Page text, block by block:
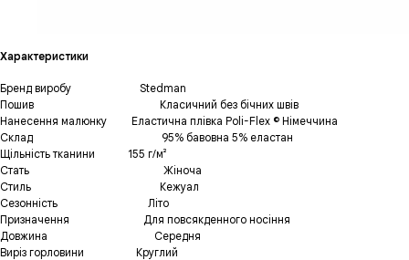
Характеристики
Бренд виробу
Stedman
Пошив
Класичний без бічних швів
Нанесення малюнку
Еластична плівка Poli-Flex © Німеччина
Склад
95% бавовна 5% еластан
Щільність тканини
155 г/м²
Стать
Жіноча
Стиль
Кежуал
Сезонність
Літо
Призначення
Для повсякденного носіння
Довжина
Середня
Виріз горловини
Круглий